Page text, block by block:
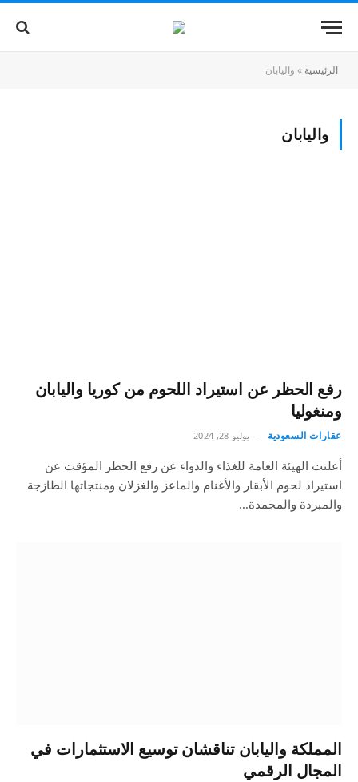
الرئيسية » واليابان
واليابان
رفع الحظر عن استيراد اللحوم من كوريا واليابان
ومنغوليا
عقارات السعودية يوليو 28, 2024
أعلنت الهيئة العامة للغذاء والدواء عن رفع الحظر المؤقت عن
استيراد لحوم الأبقار والأغنام والماعز والغزلان ومنتجاتها الطازجة
والمبردة والمجمدة…
المملكة واليابان تناقشان توسيع الاستثمارات في
المجال الرقمي